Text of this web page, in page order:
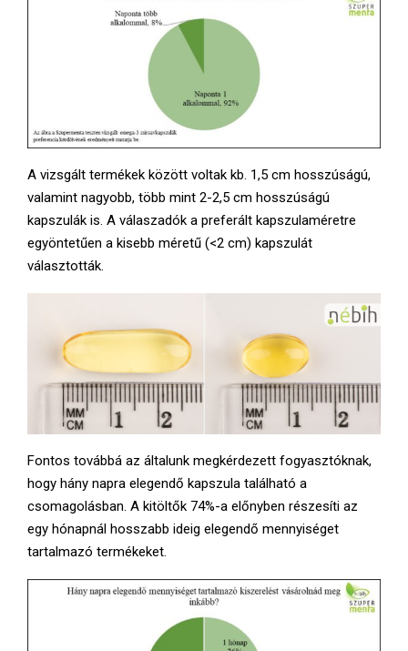
A vizsgált termékek között voltak kb. 1,5 cm hosszúságú,
valamint nagyobb, több mint 2-2,5 cm hosszúságú
kapszulák is. A válaszadók a preferált kapszulaméretre
egyöntetűen a kisebb méretű (<2 cm) kapszulát
választották.
Fontos továbbá az általunk megkérdezett fogyasztóknak,
hogy hány napra elegendő kapszula található a
csomagolásban. A kitöltők 74%-a előnyben részesíti az
egy hónapnál hosszabb ideig elegendő mennyiséget
tartalmazó termékeket.